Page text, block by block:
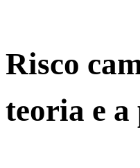
Risco
teoria e